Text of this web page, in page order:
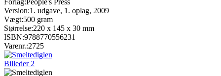
Version:1. udgave, 1. oplag, 2009
Vægt:500 gram
Størrelse:220 x 145 x 30 mm
ISBN:9788770556231
Varenr.:2725
Billeder 2